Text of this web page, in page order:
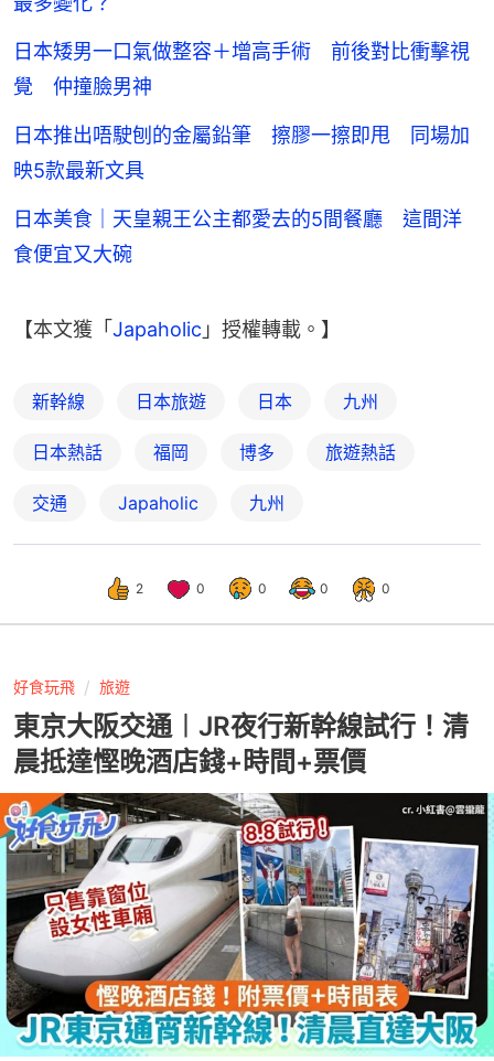
日本矮男一口氣做整容＋增高手術 前後對比衝擊視
覺 仲撞臉男神
日本推出唔駛刨的金屬鉛筆 擦膠一擦即甩 同場加
映5款最新文具
日本美食｜天皇親王公主都愛去的5間餐廳 這間洋
食便宜又大碗
【本文獲「 Japaholic 」授權轉載。】
新幹線 日本旅遊 日本 九州
日本熱話 福岡 博多 旅遊熱話
交通 Japaholic 九州
2 0 0 0 0
好食玩飛 旅遊
東京大阪交通︱JR夜行新幹線試行！清
晨抵達慳晚酒店錢+時間+票價